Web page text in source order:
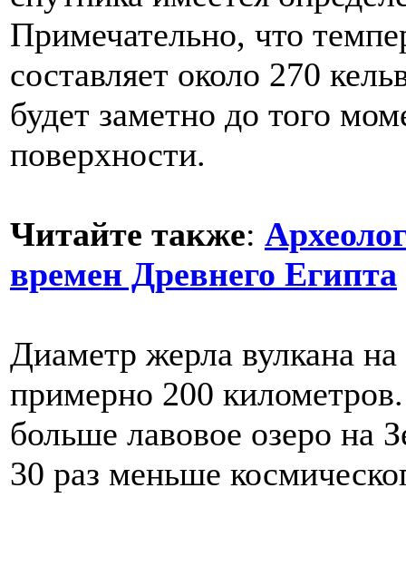
Примечательно, что
составляет около 270
будет заметно до того
поверхности.
Читайте также:
времен Древнего Египта
Диаметр жерла вулкана
примерно 200
больше лавовое озеро на
30 раз меньше